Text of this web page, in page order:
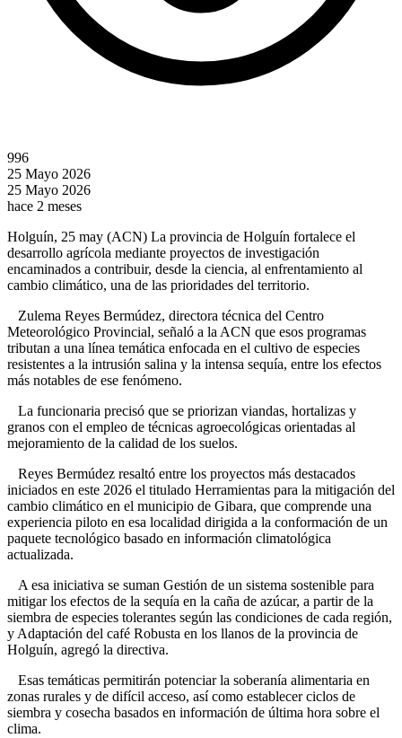
996
25 Mayo 2026
25 Mayo 2026
hace 2 meses
Holguín, 25 may (ACN) La provincia de Holguín fortalece el
desarrollo agrícola mediante proyectos de investigación
encaminados a contribuir, desde la ciencia, al enfrentamiento al
cambio climático, una de las prioridades del territorio.
Zulema Reyes Bermúdez, directora técnica del Centro
Meteorológico Provincial, señaló a la ACN que esos programas
tributan a una línea temática enfocada en el cultivo de especies
resistentes a la intrusión salina y la intensa sequía, entre los efectos
más notables de ese fenómeno.
La funcionaria precisó que se priorizan viandas, hortalizas y
granos con el empleo de técnicas agroecológicas orientadas al
mejoramiento de la calidad de los suelos.
Reyes Bermúdez resaltó entre los proyectos más destacados
iniciados en este 2026 el titulado Herramientas para la mitigación del
cambio climático en el municipio de Gibara, que comprende una
experiencia piloto en esa localidad dirigida a la conformación de un
paquete tecnológico basado en información climatológica
actualizada.
A esa iniciativa se suman Gestión de un sistema sostenible para
mitigar los efectos de la sequía en la caña de azúcar, a partir de la
siembra de especies tolerantes según las condiciones de cada región,
y Adaptación del café Robusta en los llanos de la provincia de
Holguín, agregó la directiva.
Esas temáticas permitirán potenciar la soberanía alimentaria en
zonas rurales y de difícil acceso, así como establecer ciclos de
siembra y cosecha basados en información de última hora sobre el
clima.